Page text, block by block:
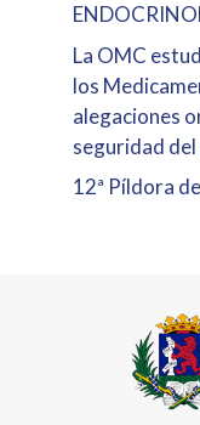
La OMC
los
alegaciones
seguridad
12ª Píldora